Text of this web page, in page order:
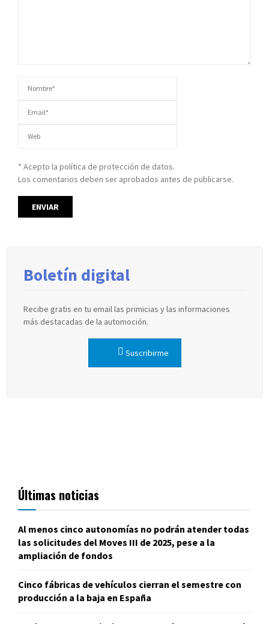
* Acepto la política de protección de datos.
Los comentarios deben ser aprobados antes de publicarse.
Boletín digital
Recibe gratis en tu email las primicias y las informaciones
más destacadas de la automoción.
Suscribirme
Últimas noticias
Al menos cinco autonomías no podrán atender todas
las solicitudes del Moves III de 2025, pese a la
ampliación de fondos
Cinco fábricas de vehículos cierran el semestre con
producción a la baja en España